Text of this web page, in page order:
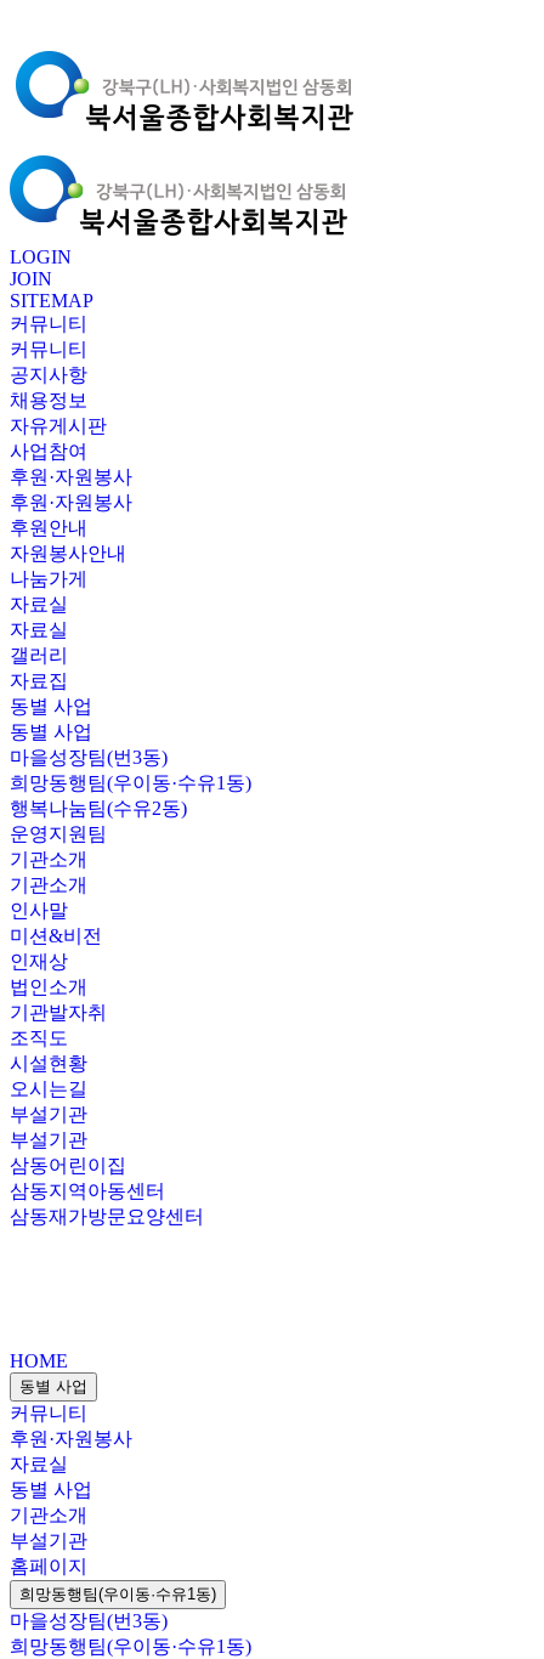
LOGIN
JOIN
SITEMAP
커뮤니티
커뮤니티
공지사항
채용정보
자유게시판
사업참여
후원·자원봉사
후원·자원봉사
후원안내
자원봉사안내
나눔가게
자료실
자료실
갤러리
자료집
동별 사업
동별 사업
마을성장팀(번3동)
희망동행팀(우이동·수유1동)
행복나눔팀(수유2동)
운영지원팀
기관소개
기관소개
인사말
미션&비전
인재상
법인소개
기관발자취
조직도
시설현황
오시는길
부설기관
부설기관
삼동어린이집
삼동지역아동센터
삼동재가방문요양센터
HOME
동별 사업
커뮤니티
후원·자원봉사
자료실
동별 사업
기관소개
부설기관
홈페이지
희망동행팀(우이동·수유1동)
마을성장팀(번3동)
희망동행팀(우이동·수유1동)